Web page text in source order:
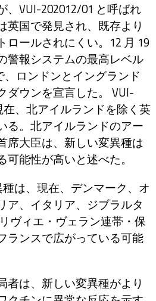
VUI-202012/01 と呼ばれ
英国で発見され、既存より
ロールされにくい。12 月 19
警報システムの最高レベル
ロンドンとイングランド
ダウンを宣言した。 VUI-
、北アイルランドを除く英
る。北アイルランドのアー
席大臣は、新しい変異種は
能性が高いと述べた。
は、現在、デンマーク、オ
ア、イタリア、ジブラルタ
ヴィエ・ヴェラン連帯・保
ランスで広がっている可能
は、新しい変異種がより